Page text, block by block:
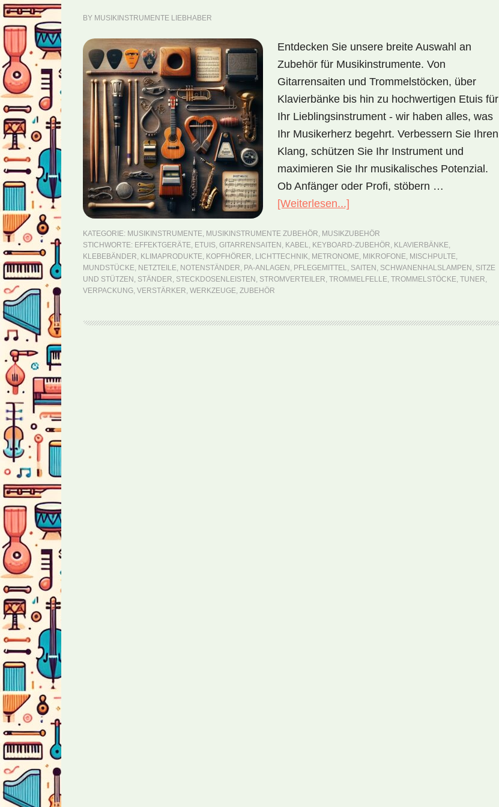
BY MUSIKINSTRUMENTE LIEBHABER
Entdecken Sie unsere breite Auswahl an
Zubehör für Musikinstrumente. Von
Gitarrensaiten und Trommelstöcken, über
Klavierbänke bis hin zu hochwertigen Etuis für
Ihr Lieblingsinstrument - wir haben alles, was
Ihr Musikerherz begehrt. Verbessern Sie Ihren
Klang, schützen Sie Ihr Instrument und
maximieren Sie Ihr musikalisches Potenzial.
Ob Anfänger oder Profi, stöbern …
[Weiterlesen...]
Musikinstrumente
KATEGORIE: MUSIKINSTRUMENTE, MUSIKINSTRUMENTE ZUBEHÖR, MUSIKZUBEHÖR
STICHWORTE: EFFEKTGERÄTE, ETUIS, GITARRENSAITEN , KABEL, KEYBOARD-ZUBEHÖR, KLAVIERBÄNKE,
KLEBEBÄNDER, KLIMAPRODUKTE, KOPFHÖRER, LICHTTECHNIK, METRONOME, MIKROFONE, MISCHPULTE,
MUNDSTÜCKE, NETZTEILE, NOTENSTÄNDER, PA-ANLAGEN , PFLEGEMITTEL, SAITEN , SCHWANENHALSLAMPEN , SITZE
UND STÜTZEN , STÄNDER, STECKDOSENLEISTEN , STROMVERTEILER, TROMMELFELLE, TROMMELSTÖCKE, TUNER,
VERPACKUNG, VERSTÄRKER, WERKZEUGE, ZUBEHÖR